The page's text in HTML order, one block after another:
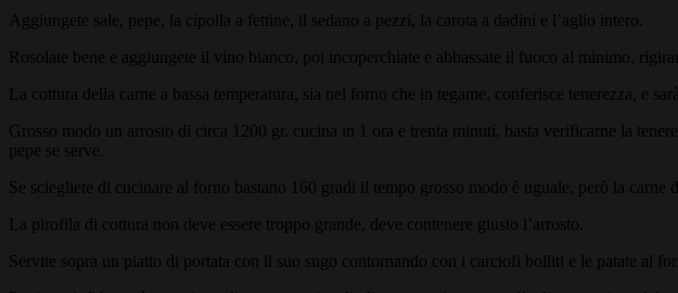
Aggiungete sale, pepe, la cipolla a fettine, il sedano a pezzi, la carota a dadini e l’aglio intero.
Rosolate bene e aggiungete il vino bianco, poi incoperchiate e abbassate il fuoco al minimo,
La cottura della carne a bassa temperatura, sia nel forno che in tegame, conferisce tenerezza, e
Grosso modo un arrosto di circa 1200 gr. cucina in 1 ora e trenta minuti, basta verificarne la
pepe se serve.
Se sciegliete di cucinare al forno bastano 160 gradi il tempo grosso modo è uguale, però la
La pirofila di cottura non deve essere troppo grande, deve contenere giusto l’arrosto.
Servite sopra un piatto di portata con il suo sugo contornando con i carciofi bolliti e le patate al